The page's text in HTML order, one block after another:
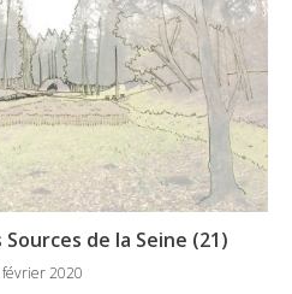
de la Seine (21)
février 2020